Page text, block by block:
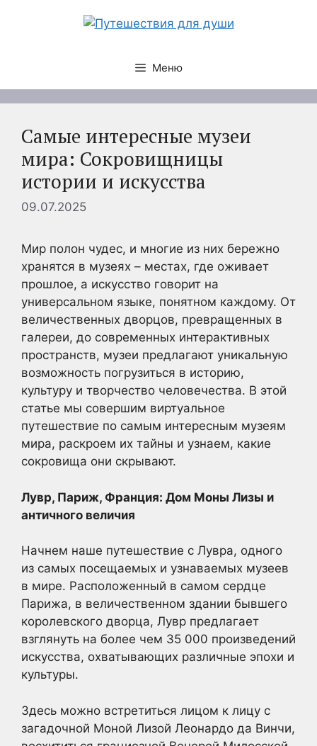
Меню
Самые интересные музеи
мира: Сокровищницы
истории и искусства
09.07.2025
Мир полон чудес, и многие из них бережно
хранятся в музеях – местах, где оживает
прошлое, а искусство говорит на
универсальном языке, понятном каждому. От
величественных дворцов, превращенных в
галереи, до современных интерактивных
пространств, музеи предлагают уникальную
возможность погрузиться в историю,
культуру и творчество человечества. В этой
статье мы совершим виртуальное
путешествие по самым интересным музеям
мира, раскроем их тайны и узнаем, какие
сокровища они скрывают.
Лувр, Париж, Франция: Дом Моны Лизы и
античного величия
Начнем наше путешествие с Лувра, одного
из самых посещаемых и узнаваемых музеев
в мире. Расположенный в самом сердце
Парижа, в величественном здании бывшего
королевского дворца, Лувр предлагает
взглянуть на более чем 35 000 произведений
искусства, охватывающих различные эпохи и
культуры.
Здесь можно встретиться лицом к лицу с
загадочной Моной Лизой Леонардо да Винчи,